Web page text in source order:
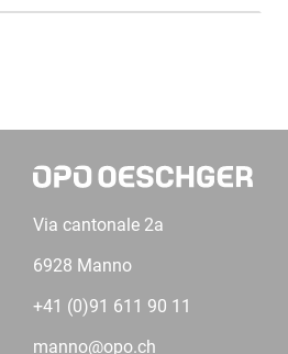
Via cantonale 2a
6928 Manno
+41 (0)91 611 90 11
manno@opo.ch